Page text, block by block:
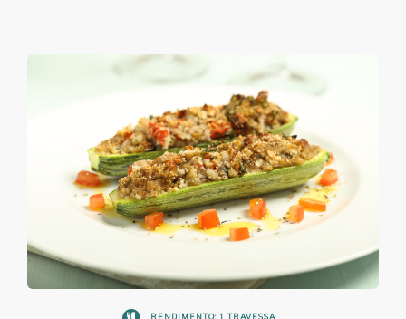
RENDIMENTO: 1 TRAVESSA